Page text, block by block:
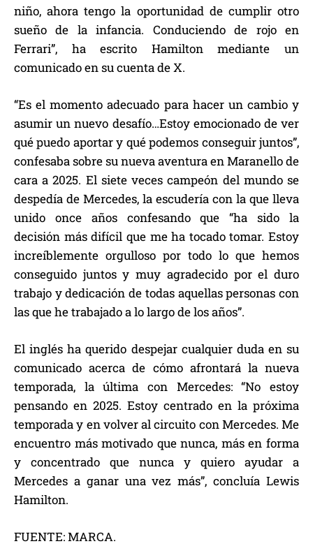
niño, ahora tengo la oportunidad de cumplir otro
sueño de la infancia. Conduciendo de rojo en
Ferrari”, ha escrito Hamilton mediante un
comunicado en su cuenta de X.
“Es el momento adecuado para hacer un cambio y
asumir un nuevo desafío…Estoy emocionado de ver
qué puedo aportar y qué podemos conseguir juntos”,
confesaba sobre su nueva aventura en Maranello de
cara a 2025. El siete veces campeón del mundo se
despedía de Mercedes, la escudería con la que lleva
unido once años confesando que “ha sido la
decisión más difícil que me ha tocado tomar. Estoy
increíblemente orgulloso por todo lo que hemos
conseguido juntos y muy agradecido por el duro
trabajo y dedicación de todas aquellas personas con
las que he trabajado a lo largo de los años”.
El inglés ha querido despejar cualquier duda en su
comunicado acerca de cómo afrontará la nueva
temporada, la última con Mercedes: “No estoy
pensando en 2025. Estoy centrado en la próxima
temporada y en volver al circuito con Mercedes. Me
encuentro más motivado que nunca, más en forma
y concentrado que nunca y quiero ayudar a
Mercedes a ganar una vez más”, concluía Lewis
Hamilton.
FUENTE: MARCA.